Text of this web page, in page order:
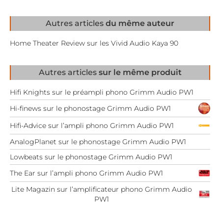
Autres articles du même auteur
Home Theater Review sur les Vivid Audio Kaya 90
Autres articles sur le même produit
Hifi Knights sur le préampli phono Grimm Audio PW1
Hi-finews sur le phonostage Grimm Audio PW1
Hifi-Advice sur l’ampli phono Grimm Audio PW1
AnalogPlanet sur le phonostage Grimm Audio PW1
Lowbeats sur le phonostage Grimm Audio PW1
The Ear sur l’ampli phono Grimm Audio PW1
Lite Magazin sur l’amplificateur phono Grimm Audio
PW1